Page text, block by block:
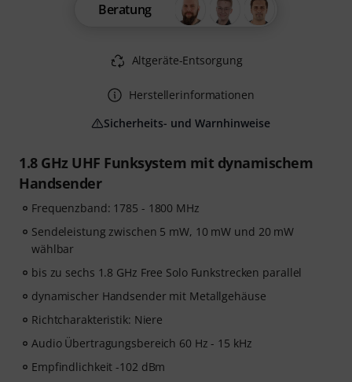
1.8 GHz UHF Funksystem mit dynamischem
Handsender
Frequenzband: 1785 - 1800 MHz
Sendeleistung zwischen 5 mW, 10 mW und 20 mW
wählbar
bis zu sechs 1.8 GHz Free Solo Funkstrecken parallel
dynamischer Handsender mit Metallgehäuse
Richtcharakteristik: Niere
Audio Übertragungsbereich 60 Hz - 15 kHz
Empfindlichkeit -102 dBm
Beratung
Altgeräte-Entsorgung
Herstellerinformationen
Sicherheits- und Warnhinweise